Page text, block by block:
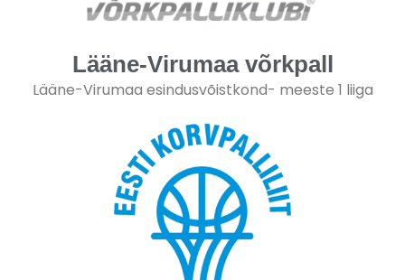
Lääne-Virumaa võrkpall
Lääne-Virumaa esindusvõistkond- meeste 1 liiga